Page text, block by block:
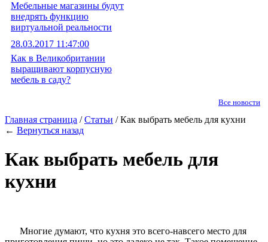
Мебельные магазины будут
внедрять функцию
виртуальной реальности
28.03.2017 11:47:00
Как в Великобритании
выращивают корпусную
мебель в саду?
Все новости
Главная страница /Статьи / Как выбрать мебель для кухни
← Вернуться назад
Как выбрать мебель для
кухни
Многие думают, что кухня это всего-навсего место для